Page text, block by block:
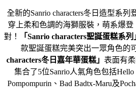
全新的Sanrio characters冬日造型系列
穿上柔和色調的海獅服裝，萌系爆
對！
「Sanrio characters聖誕蛋糕系列
款聖誕蛋糕完美突出一眾角色的
characters冬日嘉年華蛋糕」 表面有
集合了5位Sanrio人氣角色包括Hello
Pompompurin、Bad Badtx-Maru及